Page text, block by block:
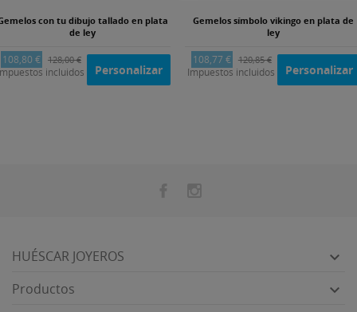
con tu dibujo tallado en plata
de ley
108,80 € 128,00 €
incluidos Personalizar
Gemelos símbolo vikingo en plata de
ley
108,77 € 120,85 €
Impuestos incluidos Personalizar
HUÉSCAR JOYEROS 
Productos 